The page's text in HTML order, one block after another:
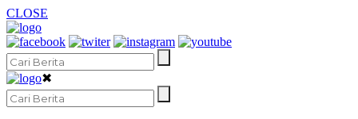
CLOSE
✖